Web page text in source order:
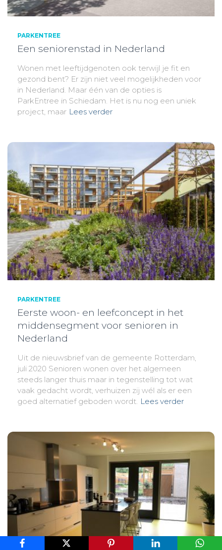
PARKENTREE
Een seniorenstad in Nederland
Wonen met leeftijdgenoten ook terwijl je fit en
gezond bent? Er zijn niet veel mogelijkheden voor
in Nederland. Maar één van de opties is
ParkEntree in Schiedam. Het is nu nog een uniek
project, maar Lees verder
PARKENTREE
Eerste woon- en leefconcept in het
middensegment voor senioren in
Nederland
Uit de nieuwsbrief van de gemeente Rotterdam,
juli 2020 Senioren wonen over het algemeen
steeds langer thuis maar in tegenstelling tot wat
vaak gedacht wordt, verhuizen zij wél als er een
goed alternatief geboden wordt. Lees verder